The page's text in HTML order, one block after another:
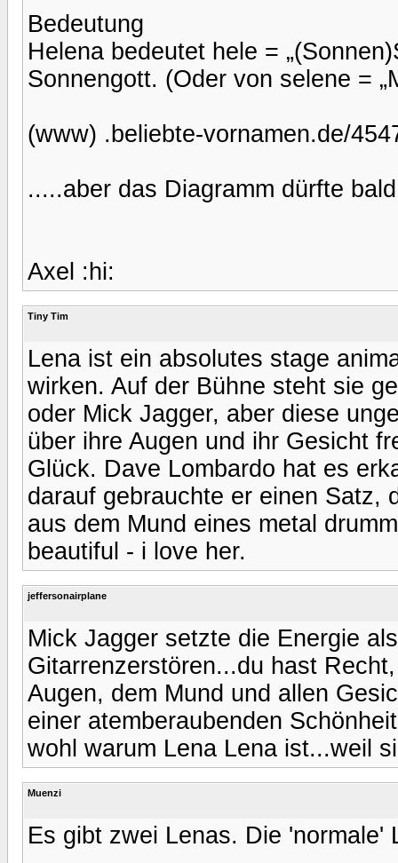
Bedeutung
Helena bedeutet hele =
Sonnengott. (Oder von selene =
(www) .beliebte-vornamen.de/
.....aber das Diagramm dürfte
Axel :hi:
Tiny Tim
Lena ist ein absolutes stage
wirken. Auf der Bühne steht sie
oder Mick Jagger, aber diese
über ihre Augen und ihr Gesicht
Glück. Dave Lombardo hat es
darauf gebrauchte er einen Satz,
aus dem Mund eines metal
beautiful - i love her.
jeffersonairplane
Mick Jagger setzte die Energie
Gitarrenzerstören...du hast
Augen, dem Mund und allen
einer atemberaubenden
wohl warum Lena Lena ist...weil
Muenzi
Es gibt zwei Lenas. Die 'normale'